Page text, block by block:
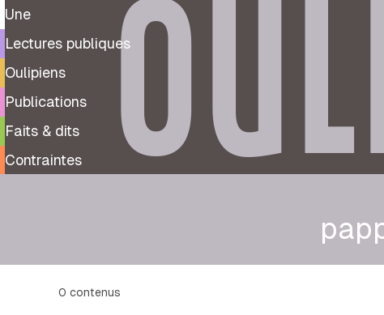
Une
Lectures publiques
Oulipiens
Publications
Faits & dits
Contraintes
0 contenus